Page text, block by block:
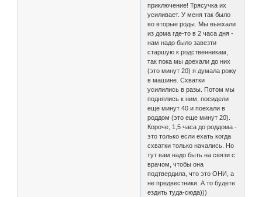
приключение! Трясучка их
усиливает. У меня так было
во вторые роды. Мы выехали
из дома где-то в 2 часа дня -
нам надо было завезти
старшую к родственникам,
так пока мы доехали до них
(это минут 20) я думала рожу
в машине. Схватки
усилились в разы. Потом мы
поднялись к ним, посидели
еще минут 40 и поехали в
роддом (это еще минут 20).
Короче, 1,5 часа до роддома -
это только если ехать когда
схватки только начались. Но
тут вам надо быть на связи с
врачом, чтобы она
подтвердила, что это ОНИ, а
не предвестники. А то будете
ездить туда-сюда)))